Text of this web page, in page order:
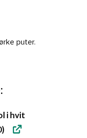
puter.
i hvit